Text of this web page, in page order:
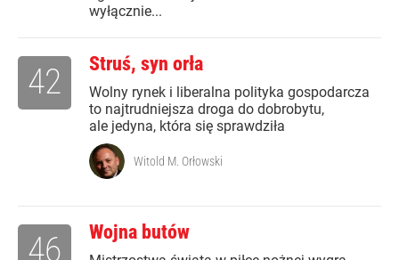
wyłącznie...
Struś, syn orła
Wolny rynek i liberalna polityka gospodarcza
to najtrudniejsza droga do dobrobytu,
ale jedyna, która się sprawdziła
42
Witold M. Orłowski
Wojna butów
46